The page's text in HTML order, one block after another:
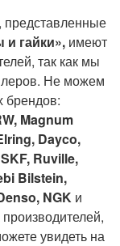
представленные
и гайки», имеют
так как мы
Не можем
брендов:
Magnum
Dayco,
Ruville,
Bilstein,
NGK и
увидеть на